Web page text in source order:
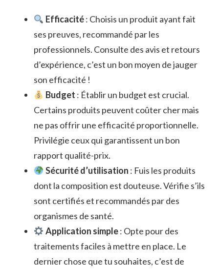
Efficacité: Choisis un produit ayant fait
ses preuves, recommandé par les
professionnels. Consulte des avis et retours
d’expérience, c’est un bon moyen de jauger
son efficacité !
Budget : Établir un budget est crucial.
Certains produits peuvent coûter cher mais
ne pas offrir une efficacité proportionnelle.
Privilégie ceux qui garantissent un bon
rapport qualité-prix.
Sécurité d’utilisation : Fuis les produits
dont la composition est douteuse. Vérifie s’ils
sont certifiés et recommandés par des
organismes de santé.
Application simple: Opte pour des
traitements faciles à mettre en place. Le
dernier chose que tu souhaites, c’est de